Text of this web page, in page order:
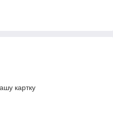
картку